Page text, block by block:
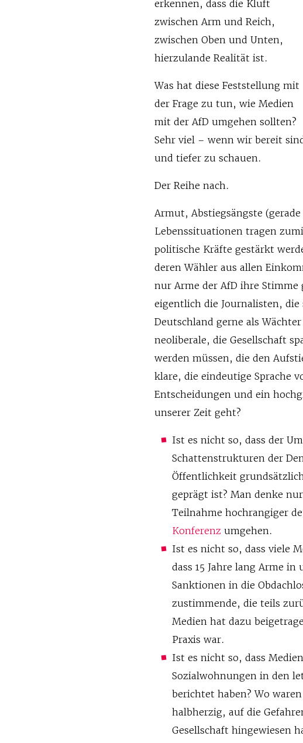
erkennen, dass die Kluft
zwischen Arm und Reich,
zwischen Oben und Unten,
hierzulande Realität ist.
Was hat diese Feststellung mit
der Frage zu tun, wie Medien
mit der AfD umgehen sollten?
Sehr viel – wenn wir bereit
und tiefer zu schauen.
Der Reihe nach.
Armut, Abstiegsängste
Lebenssituationen tragen
politische Kräfte gestärkt
deren Wähler aus allen
nur Arme der AfD ihre
eigentlich die Journalisten,
Deutschland gerne als
neoliberale, die Gesellschaft
werden müssen, die den
klare, die eindeutige Sprache
Entscheidungen und ein
unserer Zeit geht?
Ist es nicht so, dass der
Schattenstrukturen der
Öffentlichkeit
geprägt ist? Man denke
Teilnahme hochrangiger
Konferenz umgehen.
Ist es nicht so, dass viele
dass 15 Jahre lang Arme
Sanktionen in die
zustimmende, die teils
Medien hat dazu
Praxis war.
Ist es nicht so, dass
Sozialwohnungen in den
berichtet haben? Wo
halbherzig, auf die
Gesellschaft hingewiesen